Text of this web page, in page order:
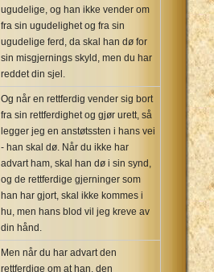
ugudelige, og han ikke vender om
fra sin ugudelighet og fra sin
ugudelige ferd, da skal han dø for
sin misgjernings skyld, men du har
reddet din sjel.
Og når en rettferdig vender sig bort
fra sin rettferdighet og gjør urett, så
legger jeg en anstøtssten i hans vei
- han skal dø. Når du ikke har
advart ham, skal han dø i sin synd,
og de rettferdige gjerninger som
han har gjort, skal ikke kommes i
hu, men hans blod vil jeg kreve av
din hånd.
Men når du har advart den
rettferdige om at han, den